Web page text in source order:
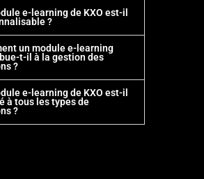
e-learning de KXO est-il
?
un module e-learning
t-il à la gestion des
?
e-learning de KXO est-il
à tous les types de
?